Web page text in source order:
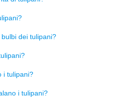
dei tulipani?
i tulipani?
i tulipani?